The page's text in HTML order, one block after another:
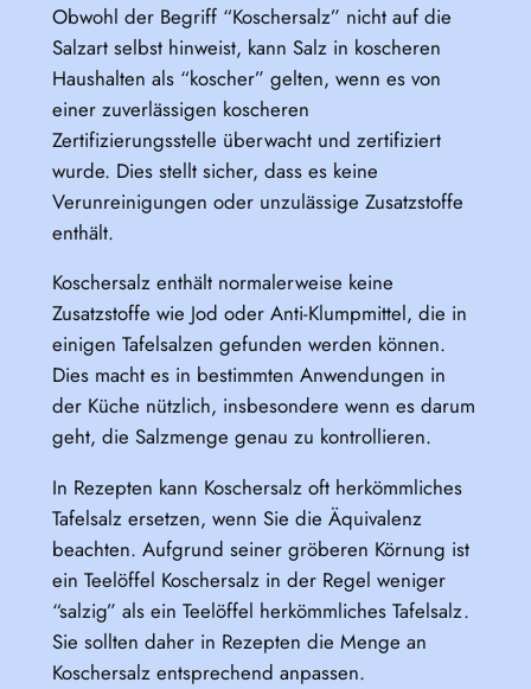
Obwohl der Begriff “Koschersalz” nicht auf die
Salzart selbst hinweist, kann Salz in koscheren
Haushalten als “koscher” gelten, wenn es von
einer zuverlässigen koscheren
Zertifizierungsstelle überwacht und zertifiziert
wurde. Dies stellt sicher, dass es keine
Verunreinigungen oder unzulässige Zusatzstoffe
enthält.
Koschersalz enthält normalerweise keine
Zusatzstoffe wie Jod oder Anti-Klumpmittel, die in
einigen Tafelsalzen gefunden werden können.
Dies macht es in bestimmten Anwendungen in
der Küche nützlich, insbesondere wenn es darum
geht, die Salzmenge genau zu kontrollieren.
In Rezepten kann Koschersalz oft herkömmliches
Tafelsalz ersetzen, wenn Sie die Äquivalenz
beachten. Aufgrund seiner gröberen Körnung ist
ein Teelöffel Koschersalz in der Regel weniger
“salzig” als ein Teelöffel herkömmliches Tafelsalz.
Sie sollten daher in Rezepten die Menge an
Koschersalz entsprechend anpassen.